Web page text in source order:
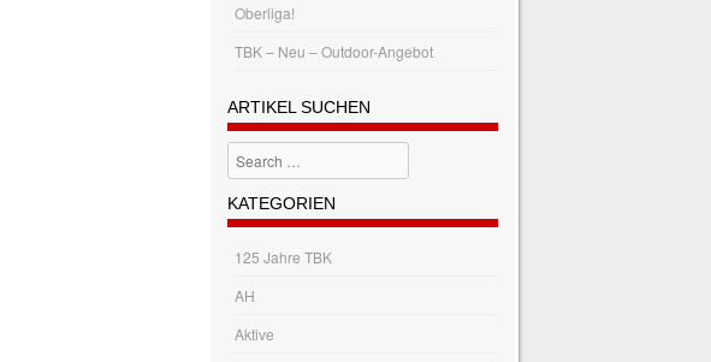
Oberliga!
TBK – Neu – Outdoor-Angebot
ARTIKEL SUCHEN
Search
KATEGORIEN
125 Jahre TBK
AH
Aktive